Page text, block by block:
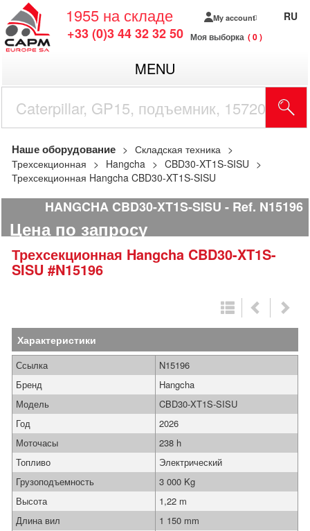
1955 на складе
+33 (0)3 44 32 32 50
My account
Моя выборка 0
RU
MENU
Наше оборудование
Складская техника
Трехсекционная
Hangcha
CBD30-XT1S-SISU
Трехсекционная Hangcha CBD30-XT1S-SISU
HANGCHA CBD30-XT1S-SISU Ref. N15196
Цена по запросу
Трехсекционная Hangcha CBD30-XT1S-
SISU #N15196
Характеристики
Ссылка
N15196
Бренд
Hangcha
Модель
CBD30-XT1S-SISU
Год
2026
Моточасы
238 h
Топливо
Электрический
Грузоподъемность
3 000 Kg
Высота
1,22 m
Длина вил
1 150 mm